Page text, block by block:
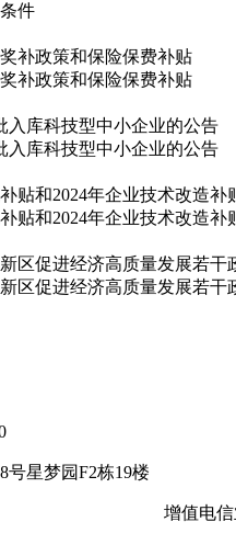
件
补政策和保险保费补贴
补政策和保险保费补贴
入库科技型中小企业的公告
入库科技型中小企业的公告
贴和2024年企业技术改造
贴和2024年企业技术改造
区促进经济高质量发展若
区促进经济高质量发展若
号星梦园F2栋19楼
增值电